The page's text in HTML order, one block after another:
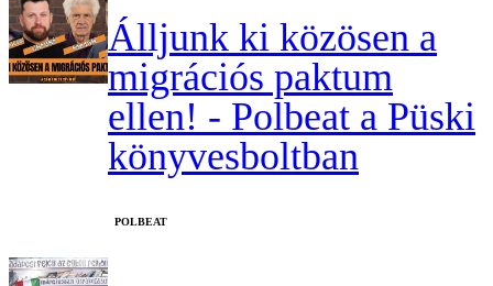
Álljunk ki közösen a
migrációs paktum
ellen! - Polbeat a Püski
könyvesboltban
‎POLBEAT